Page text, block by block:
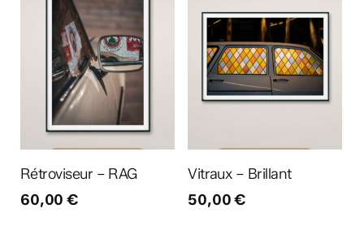
Ajouter au panier
Rétroviseur – RAG
60,00€
Ajouter au panier
Vitraux – Brillant
50,00€